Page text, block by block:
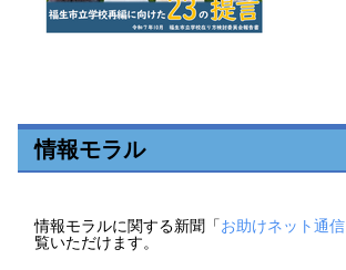
情報モラル
情報モラルに関する新聞「お助けネット通信
覧いただけます。